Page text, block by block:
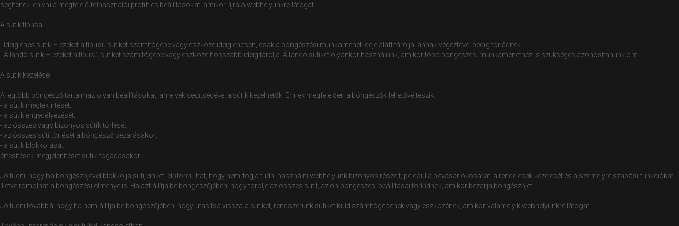
segítenek lehívni a megfelelő felhasználói profilt és beállításokat, amikor újra a webhelyünkre látogat.
A sütik típusai
- Ideiglenes sütik – ezeket a típusú sütiket számítógépe vagy eszköze ideiglenesen, csak a böngészési munkamenet ideje alatt tárolja, annak végeztével pedig törlődnek.
- Állandó sütik – ezeket a típusú sütiket számítógépe vagy eszköze hosszabb ideig tárolja. Állandó sütiket olyankor használunk, amikor több böngészési munkamenethez is szükséges azonosítanunk önt.
A sütik kezelése
A legtöbb böngésző tartalmaz olyan beállításokat, amelyek segítségével a sütik kezelhetők. Ennek megfelelően a böngészők lehetővé teszik:
- a sütik megtekintését;
- a sütik engedélyezését;
- az összes vagy bizonyos sütik törlését;
- az összes süti törlését a böngésző bezárásakor;
- a sütik blokkolását;
értesítések megjelenítését sütik fogadásakor.
Jó tudni, hogy ha böngészőjével blokkolja sütijeinket, előfordulhat, hogy nem fogja tudni használni webhelyünk bizonyos részeit, például a bevásárlókosarat, a rendelések kezelését és a személyre szabási funkciókat,
illetve romolhat a böngészési élménye is. Ha azt állítja be böngészőjében, hogy törölje az összes sütit, az ön böngészési beállításai törlődnek, amikor bezárja böngészőjét.
Jó tudni továbbá, hogy ha nem állítja be böngészőjében, hogy utasítsa vissza a sütiket, rendszerünk sütiket küld számítógépének vagy eszközének, amikor valamelyik webhelyünkre látogat.